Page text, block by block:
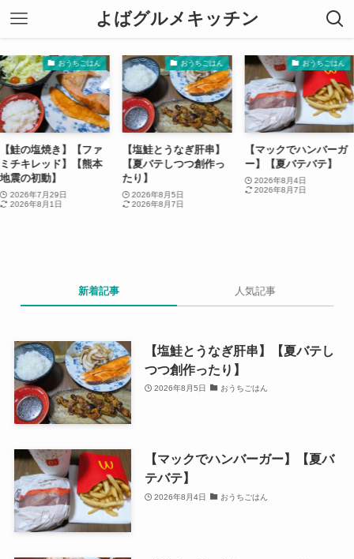
よばグルメキッチン
おうちごはん
【鮭の塩焼き】【ファ
ミチキレッド】【熊本
地震の初動】
2026年7月29日
2026年8月1日
おうちごはん
【塩鮭とうなぎ肝串】
【夏バテしつつ創作っ
たり】
2026年8月5日
2026年8月7日
おうちごはん
【マックでハンバーガ
ー】【夏バテバテ】
2026年8月4日
2026年8月7日
新着記事 人気記事
【塩鮭とうなぎ肝串】【夏バテし
つつ創作ったり】
2026年8月5日 おうちごはん
【マックでハンバーガー】【夏バ
テバテ】
2026年8月4日 おうちごはん